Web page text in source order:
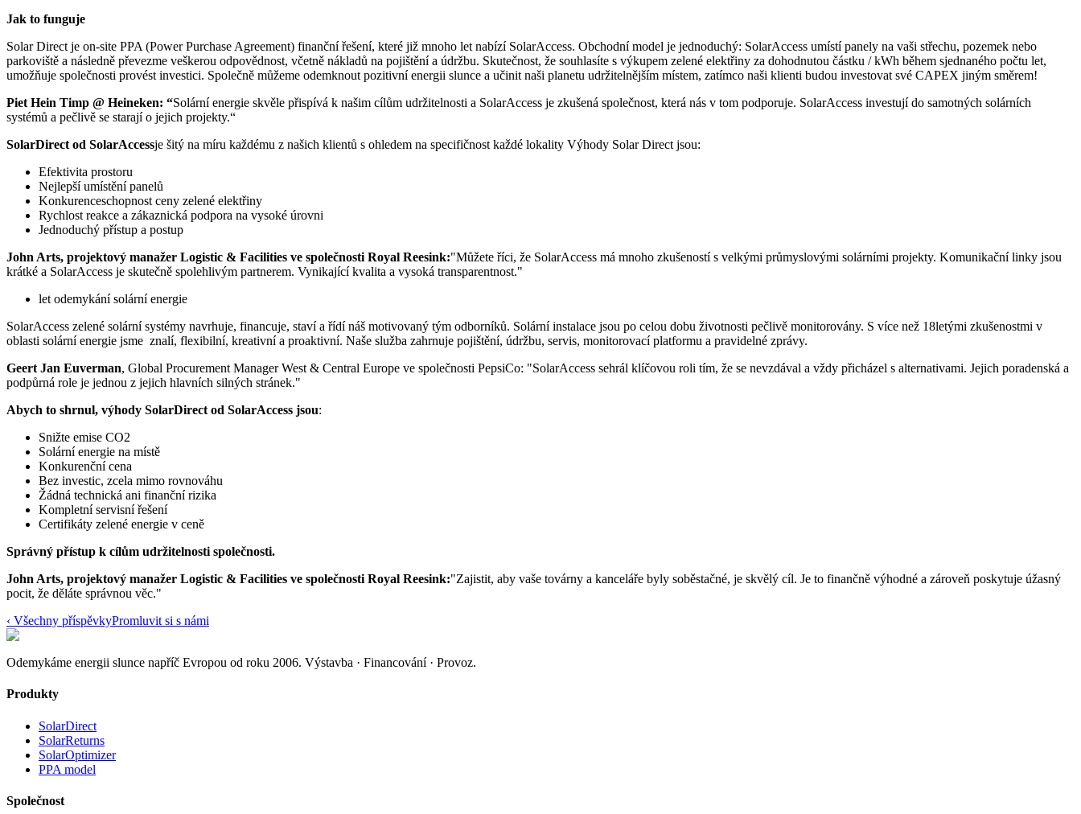
Jak to funguje
Solar Direct je on-site PPA (Power Purchase Agreement) finanční řešení, které již mnoho let nabízí SolarAccess. Obchodní model je jednoduchý: SolarAccess umístí panely na vaši střechu, pozemek nebo
parkoviště a následně převezme veškerou odpovědnost, včetně nákladů na pojištění a údržbu. Skutečnost, že souhlasíte s výkupem zelené elektřiny za dohodnutou částku / kWh během sjednaného počtu let,
umožňuje společnosti provést investici. Společně můžeme odemknout pozitivní energii slunce a učinit naši planetu udržitelnějším místem, zatímco naši klienti budou investovat své CAPEX jiným směrem!
Piet Hein Timp @ Heineken: “Solární energie skvěle přispívá k našim cílům udržitelnosti a SolarAccess je zkušená společnost, která nás v tom podporuje. SolarAccess investují do samotných solárních
systémů a pečlivě se starají o jejich projekty.“
SolarDirect od SolarAccessje šitý na míru každému z našich klientů s ohledem na specifičnost každé lokality Výhody Solar Direct jsou:
Efektivita prostoru
Nejlepší umístění panelů
Konkurenceschopnost ceny zelené elektřiny
Rychlost reakce a zákaznická podpora na vysoké úrovni
Jednoduchý přístup a postup
John Arts, projektový manažer Logistic & Facilities ve společnosti Royal Reesink:"Můžete říci, že SolarAccess má mnoho zkušeností s velkými průmyslovými solárními projekty. Komunikační linky jsou
krátké a SolarAccess je skutečně spolehlivým partnerem. Vynikající kvalita a vysoká transparentnost."
let odemykání solární energie
SolarAccess zelené solární systémy navrhuje, financuje, staví a řídí náš motivovaný tým odborníků. Solární instalace jsou po celou dobu životnosti pečlivě monitorovány. S více než 18letými zkušenostmi v
oblasti solární energie jsme znalí, flexibilní, kreativní a proaktivní. Naše služba zahrnuje pojištění, údržbu, servis, monitorovací platformu a pravidelné zprávy.
Geert Jan Euverman, Global Procurement Manager West & Central Europe ve společnosti PepsiCo: "SolarAccess sehrál klíčovou roli tím, že se nevzdával a vždy přicházel s alternativami. Jejich poradenská a
podpůrná role je jednou z jejich hlavních silných stránek."
Abych to shrnul, výhody SolarDirect od SolarAccess jsou:
Snižte emise CO2
Solární energie na místě
Konkurenční cena
Bez investic, zcela mimo rovnováhu
Žádná technická ani finanční rizika
Kompletní servisní řešení
Certifikáty zelené energie v ceně
Správný přístup k cílům udržitelnosti společnosti.
John Arts, projektový manažer Logistic & Facilities ve společnosti Royal Reesink:"Zajistit, aby vaše továrny a kanceláře byly soběstačné, je skvělý cíl. Je to finančně výhodné a zároveň poskytuje úžasný
pocit, že děláte správnou věc."
‹ Všechny příspěvkyPromluvit si s námi
Odemykáme energii slunce napříč Evropou od roku 2006. Výstavba · Financování · Provoz.
Produkty
SolarDirect
SolarReturns
SolarOptimizer
PPA model
Společnost